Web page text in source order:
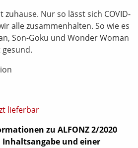
zuhause. Nur so lässt sich COVID-
alle zusammenhalten. So wie es
Son-Goku und Wonder Woman
zu ALFONZ 2/2020
und einer